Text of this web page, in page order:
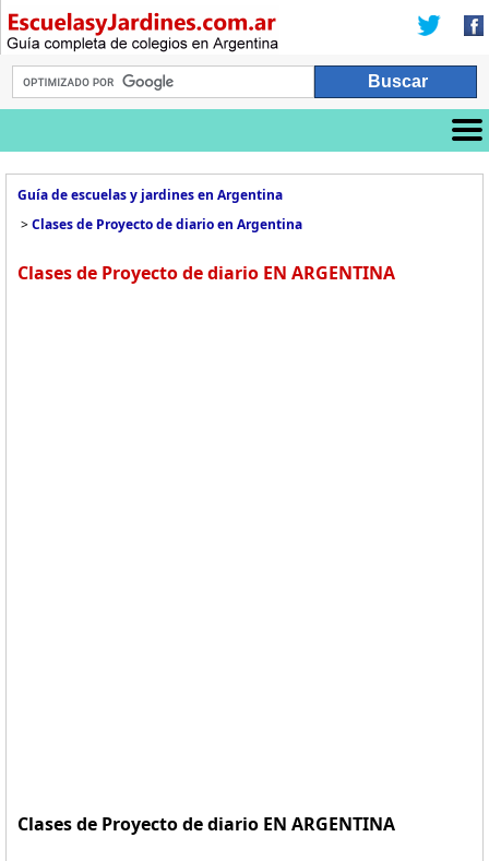
Guía de escuelas y jardines en Argentina
>Clases de Proyecto de diario en Argentina
Clases de Proyecto de diario EN ARGENTINA
Clases de Proyecto de diario EN ARGENTINA